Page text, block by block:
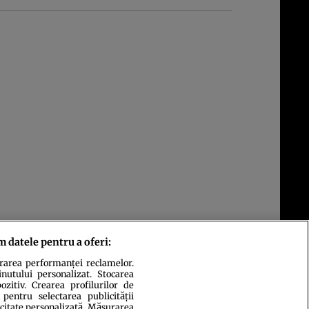
datele pentru a oferi:
performanței reclamelor.
personalizat. Stocarea
Crearea profilurilor de
selectarea publicității
personalizată. Măsurarea